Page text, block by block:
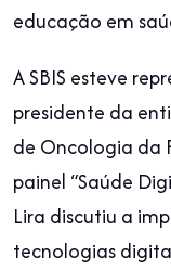
educação em
A SBIS esteve
presidente da
de Oncologia da
painel “Saúde
Lira discutiu a
tecnologias